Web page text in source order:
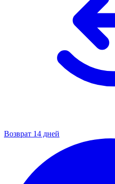
Возврат 14 дней